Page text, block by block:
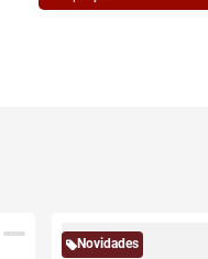
Novidades